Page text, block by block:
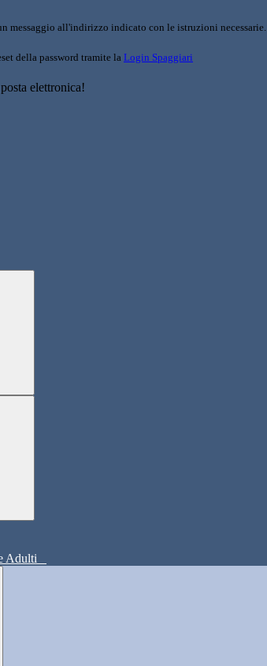
messaggio all'indirizzo indicato con le istruzioni necessarie.
della password tramite la Login Spaggiari
elettronica!
Adulti